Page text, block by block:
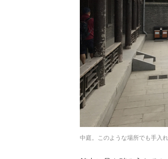
中庭。このような場所でも手入